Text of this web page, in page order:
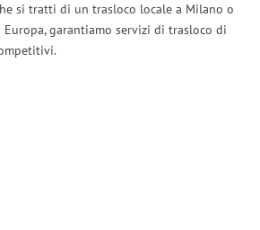
si tratti di un trasloco locale a Milano o
garantiamo servizi di trasloco di